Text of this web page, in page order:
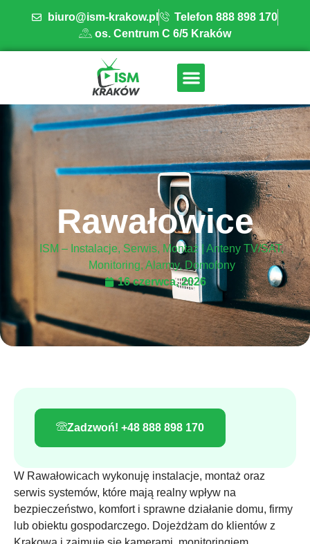
biuro@ism-krakow.pl
Telefon 888 898 170
os. Centrum C 6/5 Kraków
Rawałowice
ISM – Instalacje, Serwis, Montaż | Anteny TV/SAT,
Monitoring, Alarmy, Domofony
16 czerwca, 2026
Zadzwoń! +48 888 898 170
W Rawałowicach wykonuję instalacje, montaż oraz
serwis systemów, które mają realny wpływ na
bezpieczeństwo, komfort i sprawne działanie domu, firmy
lub obiektu gospodarczego. Dojeżdżam do klientów z